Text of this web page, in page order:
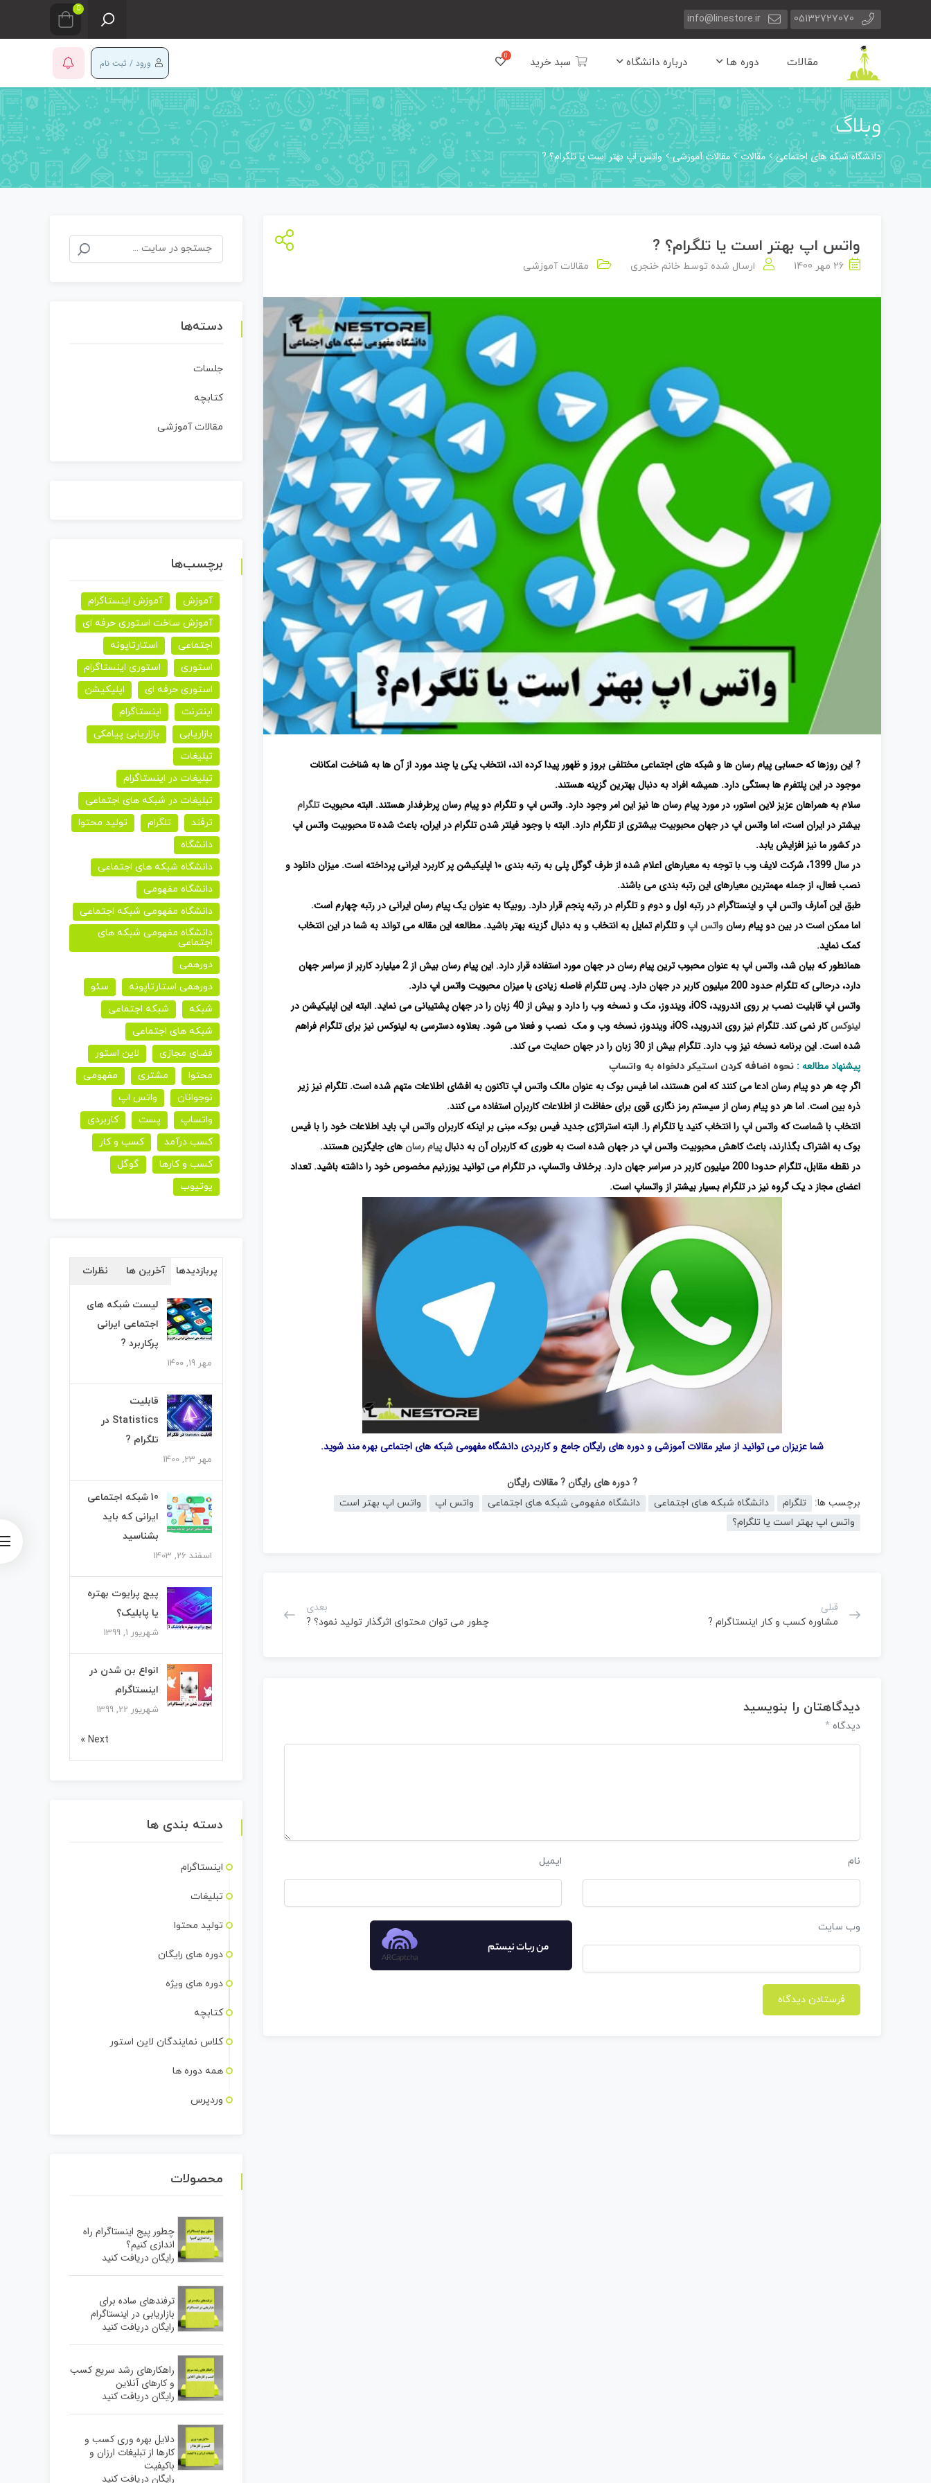
05132727070
info@linestore.ir
0
مقالات دوره ها درباره دانشگاه سبد خرید ورود / ثبت نام
وبلاگ
دانشگاه شبکه های اجتماعی مقالات مقالات آموزشی واتس اپ بهتر است یا تلگرام؟ ?
واتس اپ بهتر است یا تلگرام؟ ?
26 مهر 1400 ارسال شده توسط خانم خنجری مقالات آموزشی
? این روزها که حسابی پیام رسان ها و شبکه های اجتماعی مختلفی بروز و ظهور پیدا کرده اند، انتخاب یکی یا چند مورد از آن ها به شناخت امکانات
موجود در این پلتفرم ها بستگی دارد. همیشه افراد به دنبال بهترین گزینه هستند.
سلام به همراهان عزیز لاین استور، در مورد پیام رسان ها نیز این امر وجود دارد. واتس اپ و تلگرام دو پیام رسان پرطرفدار هستند. البته محبویتتلگرام
بیشتر در ایران است، اما واتس اپ در جهان محبوبیت بیشتری از تلگرام دارد. البته با وجود فیلتر شدن تلگرام در ایران، باعث شده تا محبوبیت واتس اپ
در کشور ما نیز افزایش یابد.
در سال 1399، شرکت لایف وب با توجه به معیارهای اعلام شده از طرف گوگل پلی به رتبه بندی ۱۰ اپلیکیشن پر کاربرد ایرانی پرداخته است. میزان دانلود و
نصب فعال، از جمله مهمترین معیارهای این رتبه بندی می باشند.
طبق این آمارف واتس اپ و اینستاگرام در رتبه اول و دوم و تلگرام در رتبه پنجم قرار دارد. روبیکا به عنوان یک پیام رسان ایرانی در رتبه چهارم است.
اما ممکن است در بین دو پیام رسانواتس اپ و تلگرام تمایل به انتخاب و به دنبال گزینه بهتر باشید. مطالعه این مقاله می تواند به شما در این انتخاب
کمک نماید.
همانطور که بیان شد، واتس اپ به عنوان محبوب ترین پیام رسان در جهان مورد استفاده قرار دارد. این پیام رسان بیش از 2 میلیارد کاربر از سراسر جهان
دارد، درحالی که تلگرام حدود 200 میلیون کاربر در جهان دارد. پس تلگرام فاصله زیادی با میزان محبویت واتس اپ دارد.
واتس اپ قابلیت نصب بر روی اندروید، iOS، ویندوز، مک و نسخه وب را دارد و بیش از 40 زبان را در جهان پشتیبانی می نماید. البته این اپلیکیشن در
لینوکس
کار نمی کند. تلگرام نیز روی اندروید، iOS، ویندوز، نسخه وب و مک نصب و فعلا می شود. بعلاوه دسترسی به لینوکس نیز برای تلگرام فراهم
شده است. این برنامه نسخه نیز وب دارد. تلگرام بیش از 30 زبان را در جهان حمایت می کند.
پیشنهاد مطالعه : نحوه اضافه کردن استیکر دلخواه به واتساپ
اگر چه هر دو پیام رسان ادعا می کنند که امن هستند، اما فیس بوک به عنوان مالک واتس اپ تاکنون به افشای اطلاعات متهم شده است. تلگرام نیز زیر
ذره بین است. اما هر دو پیام رسان از سیستم رمز نگاری قوی برای حفاظت از اطلاعات کاربران استفاده می کنند.
انتخاب با شماست که واتس اپ را انتخاب کنید یا تلگرام را. البته استراتژی جدید فیس بوک، مبنی بر اینکه کاربران واتس اپ باید اطلاعات خود را با فیس
بوک به اشتراک بگذارند، باعث کاهش محبوبیت واتس اپ در جهان شده است به طوری که کاربران آن به دنبالپیام رسانهای جایگزین هستند.
در نقطه مقابل، تلگرام حدودا 200 میلیون کاربر در سراسر جهان دارد. برخلاف واتساپ، در تلگرام می توانید یوزرنیم مخصوص خود را داشته باشید. تعداد
اعضای مجاز د یک گروه نیز در تلگرام بسیار بیشتر از واتساپ است.
شما عزیزان می توانید از سایر مقالات آموزشی و دوره های رایگان جامع و کاربردیدانشگاه مفهومی شبکه های اجتماعیبهره مند شوید.
? دوره های رایگان? مقالات رایگان
برچسب ها:
تلگرام دانشگاه شبکه های اجتماعی دانشگاه مفهومی شبکه های اجتماعی واتس اپ
واتس اپ بهتر است
واتس اپ بهتر است یا تلگرام؟
قبلی
مشاوره کسب و کار اینستاگرام ?
بعدی
چطور می توان محتوای اثرگذار تولید نمود؟ ?
دیدگاهتان را بنویسید
دیدگاه *
نام ایمیل
وب‌ سایت
من ربات نیستم
ARCaptcha
جستجو
برای:
دسته‌ها
جلسات
کتابچه
مقالات آموزشی
برچسب‌ها
آموزش
آموزش اینستاگرام
آموزش ساخت استوری حرفه ای
اجتماعی
استارتاپونه
استوری
استوری اینستاگرام
استوری حرفه ای
اپلیکیشن
اینترنت
اینستاگرام
بازاریابی
بازاریابی پیامکی
تبلیغات
تبلیغات در اینستاگرام
تبلیغات در شبکه های اجتماعی
ترفند
تلگرام
تولید محتوا
دانشگاه
دانشگاه شبکه های اجتماعی
دانشگاه مفهومی
دانشگاه مفهومی شبکه اجتماعی
دانشگاه مفهومی شبکه های
اجتماعی
دورهمی
دورهمی استارتاپونه
سئو
شبکه
شبکه اجتماعی
شبکه های اجتماعی
فضای مجازی
لاین استور
محتوا
مشتری
مفهومی
نوجوانان
واتس اپ
واتساپ
پست
کاربردی
کسب درآمد
کسب و کار
کسب و کارها
گوگل
یوتیوب
پربازدیدها آخرین ها نظرات
لیست شبکه های
اجتماعی ایرانی
پرکاربرد ?
مهر 19, 1400
قابلیت
Statistics در
تلگرام ?
مهر 23, 1400
10 شبکه اجتماعی
ایرانی که باید
بشناسید
اسفند 26, 1403
پیج پرایوت بهتره
یا پابلیک؟
شهریور 1, 1399
انواع بن شدن در
اینستاگرام
شهریور 22, 1399
Next »
دسته بندی ها
اینستاگرام
تبلیغات
تولید محتوا
دوره های رایگان
دوره های ویژه
کتابچه
کلاس نمایندگان لاین استور
همه دوره ها
وردپرس
محصولات
چطور پیج اینستاگرام راه
اندازی کنیم؟
رایگان دریافت کنید
ترفندهای ساده برای
بازاریابی در اینستاگرام
رایگان دریافت کنید
راهکارهای رشد سریع کسب
و کارهای آنلاین
رایگان دریافت کنید
دلایل بهره وری کسب و
کارها از تبلیغات ارزان و
باکیفیت
رایگان دریافت کنید